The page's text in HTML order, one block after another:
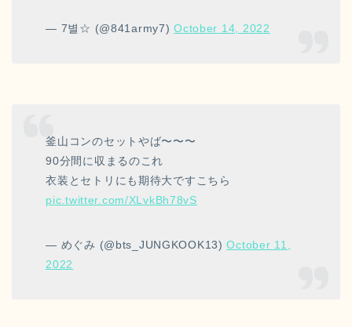
— 7별☆ (@841army7)October 14, 2022
釜山コンのセットやば〜〜〜
90分間に収まるのこれ
衣装とセトリにも期待大ですこちら
pic.twitter.com/XLvkBh78vS
— めぐみ (@bts_JUNGKOOK13)October 11,
2022